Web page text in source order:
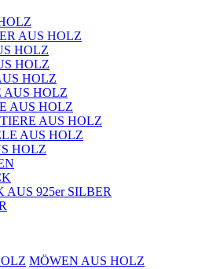
AUS HOLZ
HOLZ
HOLZ
HOLZ
AUS HOLZ
AUS HOLZ
AUS HOLZ
AUS HOLZ
HOLZ
AUS 925er SILBER
MÖWEN AUS HOLZ